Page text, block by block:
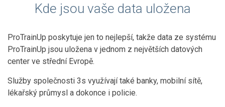
Kde jsou vaše data uložena
ProTrainUp poskytuje jen to nejlepší, takže data ze systému
ProTrainUp jsou uložena v jednom z největších datových
center ve střední Evropě.
Služby společnosti 3s využívají také banky, mobilní sítě,
lékařský průmysl a dokonce i policie.